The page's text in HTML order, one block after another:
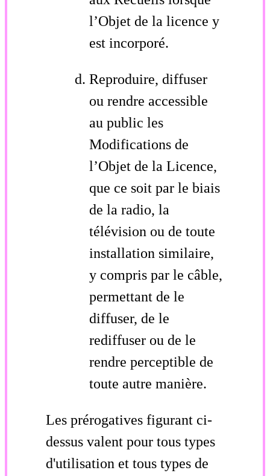
l’Objet de la licence y
est incorporé.
Reproduire, diffuser
ou rendre accessible
au public les
Modifications de
l’Objet de la Licence,
que ce soit par le biais
de la radio, la
télévision ou de toute
installation similaire,
y compris par le câble,
permettant de le
diffuser, de le
rediffuser ou de le
rendre perceptible de
toute autre manière.
Les prérogatives figurant ci-
dessus valent pour tous types
d'utilisation et tous types de